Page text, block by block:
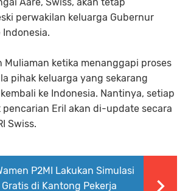
perwakilan keluarga Gubernur
Muliaman ketika menanggapi proses
pihak keluarga yang sekarang
ke Indonesia. Nantinya, setiap
Eril akan di-update secara
Swiss.
P2MI Lakukan Simulasi
di Kantong Pekerja